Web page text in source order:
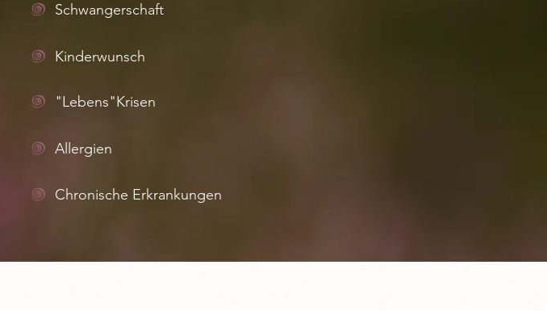
Schwangerschaft
Kinderwunsch
"Lebens"Krisen
Allergien
Chronische Erkrankungen